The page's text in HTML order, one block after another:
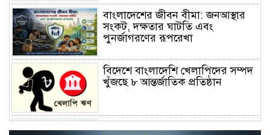
বাংলাদেশের জীবন বীমা: জনআস্থার
সংকট, দক্ষতার ঘাটতি এবং
পুনর্জাগরণের রূপরেখা
বিদেশে বাংলাদেশি খেলাপিদের সম্পদ
খুঁজছে ৮ আন্তর্জাতিক প্রতিষ্ঠান